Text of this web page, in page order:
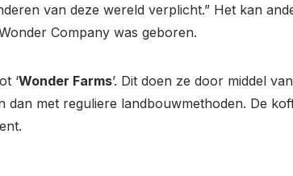
van deze wereld verplicht.” Het kan
Company was geboren.
‘Wonder Farms’. Dit doen ze door middel
met reguliere landbouwmethoden. De